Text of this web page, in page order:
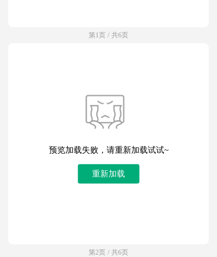
第1页 / 共6页
预览加载失败，请重新加载试试~
重新加载
第2页 / 共6页